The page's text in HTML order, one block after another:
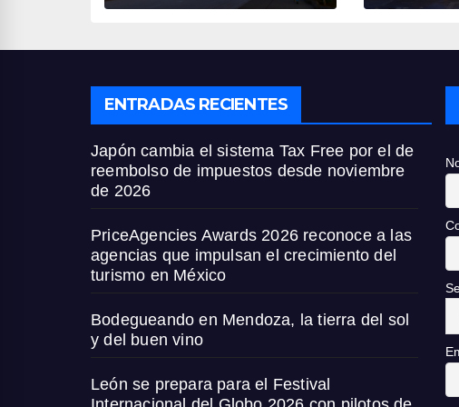
noviembre de
México
ENTRADAS RECIENTES
Japón cambia el sistema Tax Free por el de
reembolso de impuestos desde noviembre
de 2026
PriceAgencies Awards 2026 reconoce a las
agencias que impulsan el crecimiento del
turismo en México
Bodegueando en Mendoza, la tierra del sol
y del buen vino
León se prepara para el Festival